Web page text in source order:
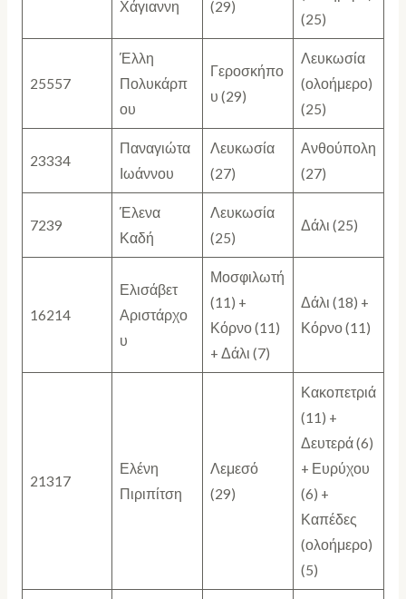
Χάγιαννη (29)
(25)
25557
Έλλη
Πολυκάρπ
ου
Γεροσκήπο
υ (29)
Λευκωσία
(ολοήμερο)
(25)
23334
Παναγιώτα
Ιωάννου
Λευκωσία
(27)
Ανθούπολη
(27)
7239
Έλενα
Καδή
Λευκωσία
(25)
Δάλι (25)
16214
Ελισάβετ
Αριστάρχο
υ
Μοσφιλωτή
(11) +
Κόρνο (11)
+ Δάλι (7)
Δάλι (18) +
Κόρνο (11)
21317
Ελένη
Πιριπίτση
Λεμεσό
(29)
Κακοπετριά
(11) +
Δευτερά (6)
+ Ευρύχου
(6) +
Καπέδες
(ολοήμερο)
(5)